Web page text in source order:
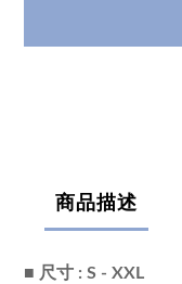
商品描述
■ 尺寸 : S - XXL